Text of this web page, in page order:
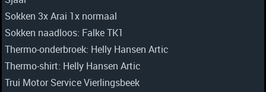
Sokken 3x Arai 1x normaal
Sokken naadloos: Falke TK1
Thermo-onderbroek: Helly Hansen Artic
Thermo-shirt: Helly Hansen Artic
Trui Motor Service Vierlingsbeek